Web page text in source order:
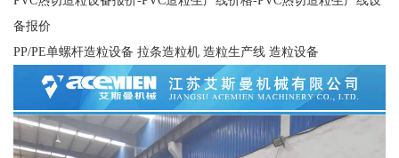
备报价
PP/PE单螺杆造粒设备 拉条造粒机 造粒生产线 造粒设备